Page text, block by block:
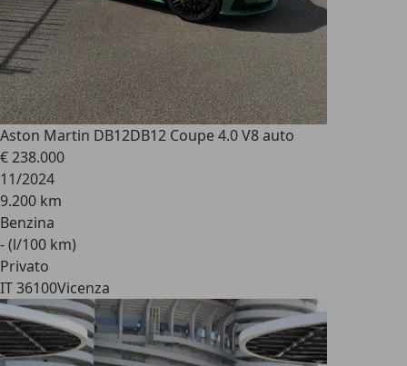
Aston Martin DB12DB12 Coupe 4.0 V8 auto
€ 238.000
11/2024
9.200 km
Benzina
- (l/100 km)
Privato
IT 36100Vicenza